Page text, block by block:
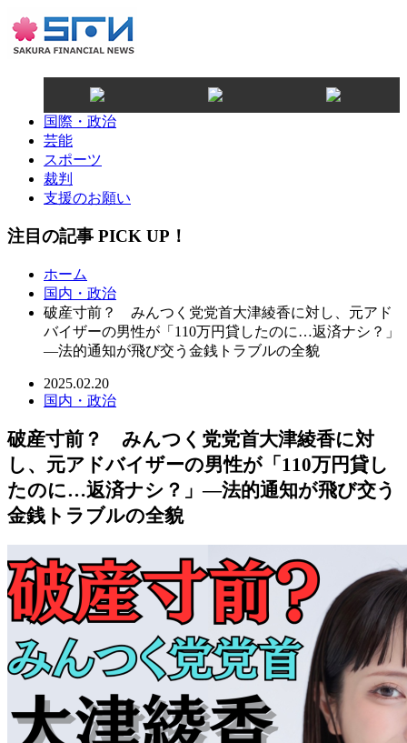
国際・政治
芸能
スポーツ
裁判
支援のお願い
注目の記事 PICK UP！
ホーム
国内・政治
破産寸前？ みんつく党党首大津綾香に対し、元アド
バイザーの男性が「110万円貸したのに…返済ナシ？」
—法的通知が飛び交う金銭トラブルの全貌
2025.02.20
国内・政治
破産寸前？ みんつく党党首大津綾香に対
し、元アドバイザーの男性が「110万円貸し
たのに…返済ナシ？」—法的通知が飛び交う
金銭トラブルの全貌